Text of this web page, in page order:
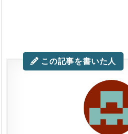
この記事を書いた人